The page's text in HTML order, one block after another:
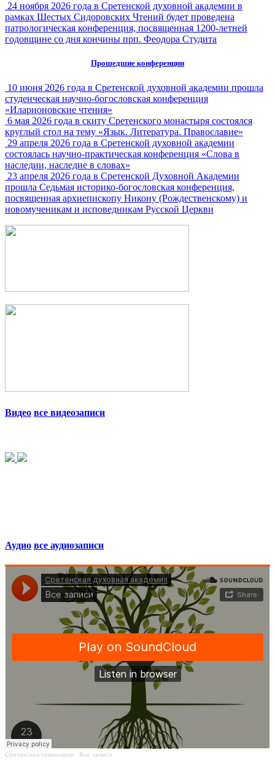
24 ноября 2026 года в Сретенской духовной академии в
рамках Шестых Сидоровских Чтений будет проведена
патрологическая конференция, посвященная 1200-летней
годовщине со дня кончины прп. Феодора Студита
Прошедшие конференции
10 июня 2026 года в Сретенской духовной академии прошла
студенческая научно-богословская конференция
«Иларионовские чтения»
6 мая 2026 года в скиту Сретенского монастыря состоялся
круглый стол на тему «Язык. Литература. Православие»
29 апреля 2026 года в Сретенской духовной академии
состоялась научно-практическая конференция «Слова в
наследии, наследие в словах»
23 апреля 2026 года в Сретенской Духовной Академии
прошла Седьмая историко-богословская конференция,
посвященная архиепископу Никону (Рождественскому) и
новомученикам и исповедникам Русской Церкви
Видео все видеозаписи
Аудио все аудиозаписи
Сретенская семинария · Все записи